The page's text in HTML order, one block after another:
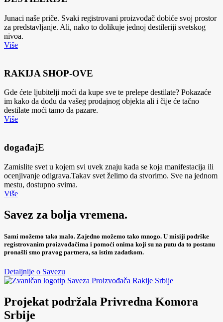
Junaci naše priče. Svaki registrovani proizvođač dobiće svoj prostor
za predstavljanje. Ali, nako to dolikuje jednoj destileriji svetskog
nivoa.
Više
RAKIJA SHOP-OVE
Gde ćete ljubitelji moći da kupe sve te prelepe destilate? Pokazaće
im kako da dođu da vašeg prodajnog objekta ali i čije će tačno
destilate moći tamo da pazare.
Više
događajE
Zamislite svet u kojem svi uvek znaju kada se koja manifestacija ili
ocenjivanje odigrava.Takav svet želimo da stvorimo. Sve na jednom
mestu, dostupno svima.
Više
Savez za bolja vremena.
Sami možemo tako malo. Zajedno možemo tako mnogo. U misiji podrške
registrovanim proizvođačima i pomoći onima koji su na putu da to postanu
pronašli smo pravog partnera, sa istim zadatkom.
Detaljnije o Savezu
Projekat podržala Privredna Komora
Srbije